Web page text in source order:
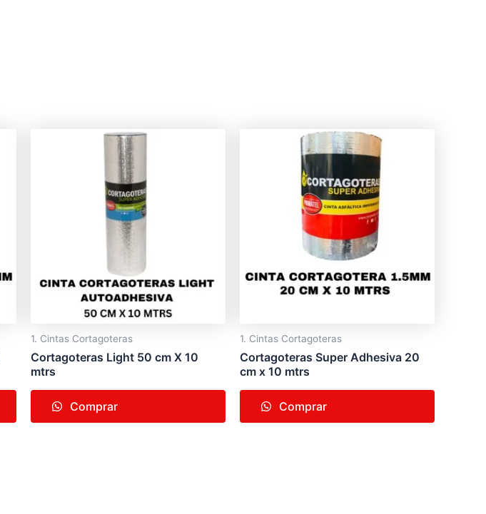
1. Cintas Cortagoteras
Cortagoteras Light 50 cm X 10
mtrs
Comprar
1. Cintas Cortagoteras
Cortagoteras Super Adhesiva 20
cm x 10 mtrs
Comprar